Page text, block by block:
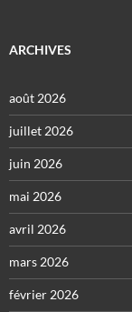
ARCHIVES
août 2026
juillet 2026
juin 2026
mai 2026
avril 2026
mars 2026
février 2026